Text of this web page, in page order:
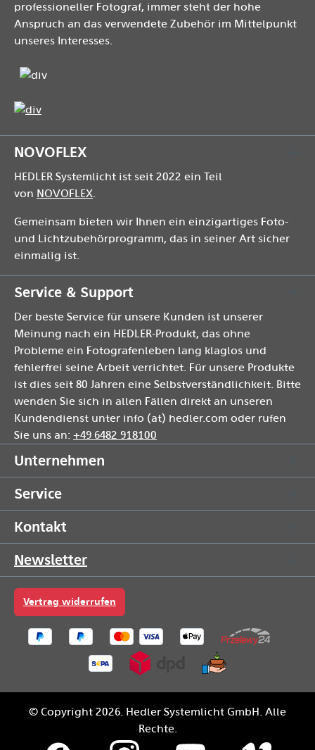
professioneller Fotograf, immer steht der hohe
Anspruch an das verwendete Zubehör im Mittelpunkt
unseres Interesses.
NOVOFLEX
HEDLER Systemlicht ist seit 2022 ein Teil
von NOVOFLEX.
Gemeinsam bieten wir Ihnen ein einzigartiges Foto-
und Lichtzubehörprogramm, das in seiner Art sicher
einmalig ist.
Service & Support
Der beste Service für unsere Kunden ist unserer
Meinung nach ein HEDLER-Produkt, das ohne
Probleme ein Fotografenleben lang klaglos und
fehlerfrei seine Arbeit verrichtet. Für unsere Produkte
ist dies seit 80 Jahren eine Selbstverständlichkeit. Bitte
wenden Sie sich in allen Fällen direkt an unseren
Kundendienst unter info (at) hedler.com oder rufen
Sie uns an: +49 6482 918100
Unternehmen
Service
Kontakt
Newsletter
Vertrag widerrufen
© Copyright 2026. Hedler Systemlicht GmbH. Alle
Rechte.